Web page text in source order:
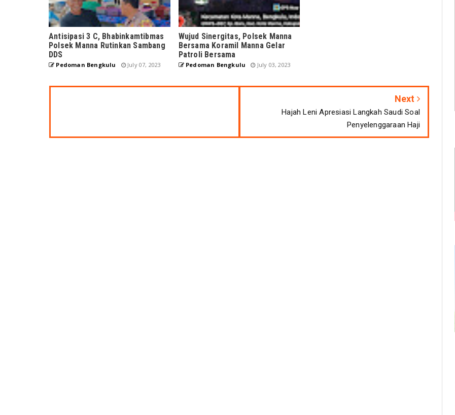
Antisipasi 3 C, Bhabinkamtibmas
Polsek Manna Rutinkan Sambang
DDS
Pedoman Bengkulu July 07, 2023
Wujud Sinergitas, Polsek Manna
Bersama Koramil Manna Gelar
Patroli Bersama
Pedoman Bengkulu July 03, 2023
Next
Hajah Leni Apresiasi Langkah Saudi Soal
Penyelenggaraan Haji